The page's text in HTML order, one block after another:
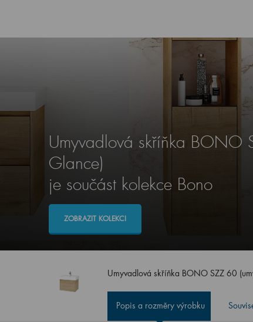
Umyvadlová skříňka BONO
Glance)
je součást kolekce Bono
ZOBRAZIT KOLEKCI
Umyvadlová skříňka BONO SZZ 60
Popis a rozměry výrobku